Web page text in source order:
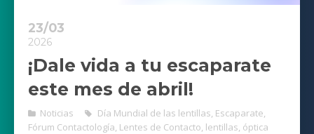
23/03
2026
¡Dale vida a tu escaparate
este mes de abril!
Noticias Día Mundial de las lentillas, Escaparate,
Fórum Contactología, Lentes de Contacto, lentillas, óptica